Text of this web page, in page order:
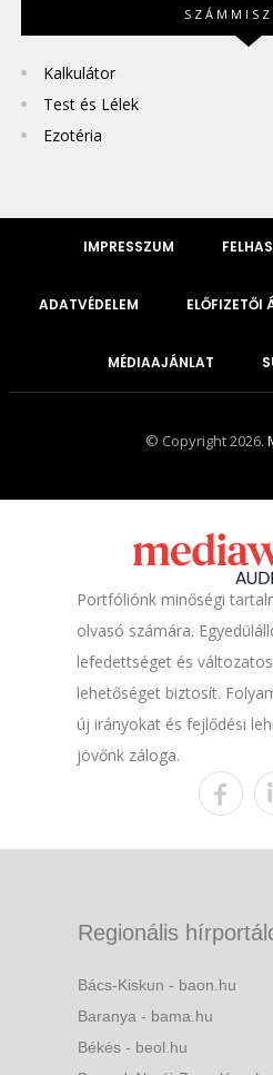
Kalkulátor
Test és Lélek
Ezotéria
IMPRESSZUM
ADATVÉDELEM ELŐFIZETŐI
MÉDIAAJÁNLAT
© Copyright 2026.
Portfóliónk minőségi
olvasó számára.
lefedettséget és
lehetőséget biztosít.
új irányokat és fejlődési
jövőnk záloga.
Regionális
Bács-Kiskun - baon.hu
Baranya - bama.hu
Békés - beol.hu